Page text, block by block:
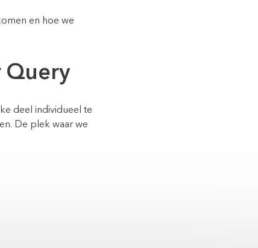
en hoe we
deel individueel te
De plek waar we